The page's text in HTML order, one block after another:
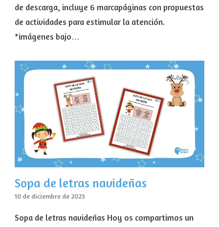
de descarga, incluye 6 marcapáginas con propuestas
de actividades para estimular la atención.
*imágenes bajo…
Sopa de letras navideñas
10 de diciembre de 2023
Sopa de letras navideñas Hoy os compartimos un